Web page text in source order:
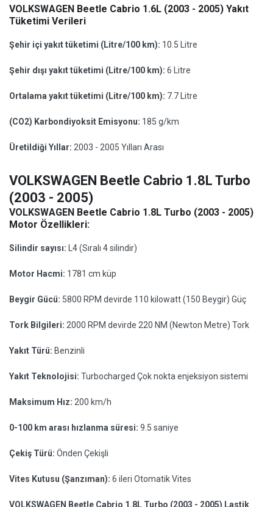
VOLKSWAGEN Beetle Cabrio 1.6L (2003 - 2005) Yakıt
Tüketimi Verileri
Şehir içi yakıt tüketimi (Litre/100 km): 10.5 Litre
Şehir dışı yakıt tüketimi (Litre/100 km): 6 Litre
Ortalama yakıt tüketimi (Litre/100 km): 7.7 Litre
(CO2) Karbondiyoksit Emisyonu: 185 g/km
Üretildiği Yıllar: 2003 - 2005 Yılları Arası
VOLKSWAGEN Beetle Cabrio 1.8L Turbo
(2003 - 2005)
VOLKSWAGEN Beetle Cabrio 1.8L Turbo (2003 - 2005)
Motor Özellikleri:
Silindir sayısı: L4 (Sıralı 4 silindir)
Motor Hacmi: 1781 cm küp
Beygir Gücü: 5800 RPM devirde 110 kilowatt (150 Beygir) Güç
Tork Bilgileri: 2000 RPM devirde 220 NM (Newton Metre) Tork
Yakıt Türü: Benzinli
Yakıt Teknolojisi: Turbocharged Çok nokta enjeksiyon sistemi
Maksimum Hız: 200 km/h
0-100 km arası hızlanma süresi: 9.5 saniye
Çekiş Türü: Önden Çekişli
Vites Kutusu (Şanzıman): 6 ileri Otomatik Vites
VOLKSWAGEN Beetle Cabrio 1.8L Turbo (2003 - 2005) Lastik